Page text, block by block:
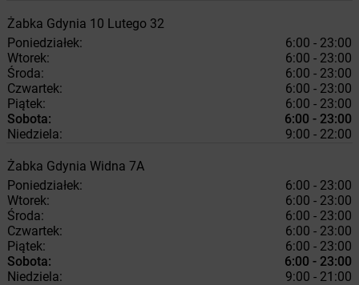
Żabka Gdynia 10 Lutego 32
Poniedziałek:
6:00 - 23:00
Wtorek:
6:00 - 23:00
Środa:
6:00 - 23:00
Czwartek:
6:00 - 23:00
Piątek:
6:00 - 23:00
Sobota:
6:00 - 23:00
Niedziela:
9:00 - 22:00
Żabka Gdynia Widna 7A
Poniedziałek:
6:00 - 23:00
Wtorek:
6:00 - 23:00
Środa:
6:00 - 23:00
Czwartek:
6:00 - 23:00
Piątek:
6:00 - 23:00
Sobota:
6:00 - 23:00
Niedziela:
9:00 - 21:00